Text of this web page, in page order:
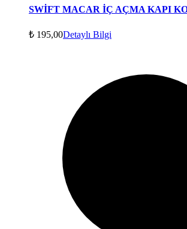
SWİFT MACAR İÇ AÇMA KAPI
₺ 195,00Detaylı Bilgi